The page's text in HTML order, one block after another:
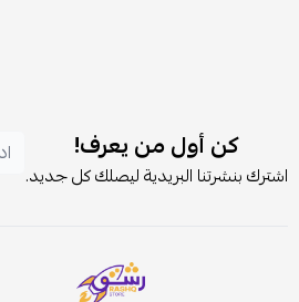
كن أول من يعرف!
اشترك بنشرتنا البريدية ليصلك كل جديد.